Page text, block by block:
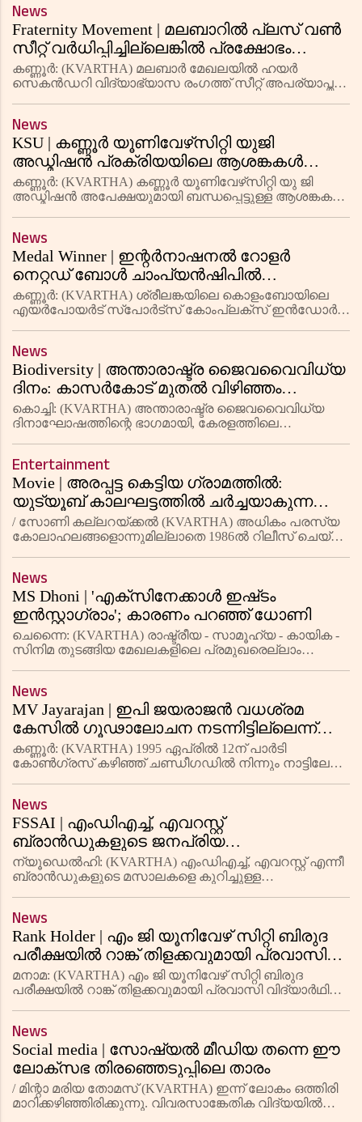
കാലാവസ്ഥ വകുപ്പ്. അടുത്തദിവസങ്ങള
News
Fraternity Movement | മലബാറില്‍ പ്ലസ് വണ്‍
സീറ്റ് വര്‍ധിപ്പിച്ചില്ലെങ്കില്‍ പ്രക്ഷോഭം
ആരംഭിക്കുമെന്ന് ഫ്രറ്റേണിറ്റി മൂവ്‌മെന്റ്
കണ്ണൂര്‍: (KVARTHA) മലബാര്‍ മേഖലയില്‍ ഹയര്‍
സെകന്‍ഡറി വിദ്യാഭ്യാസ രംഗത്ത് സീറ്റ് അപര്യാപ്തത
മൂവ്മെന്റ്
News
KSU | കണ്ണൂര്‍ യൂണിവേഴ്‌സിറ്റി യുജി
അഡ്മിഷന്‍ പ്രക്രിയയിലെ ആശങ്കകള്‍
അകറ്റണമെന്ന് കെ എസ് യു
കണ്ണൂര്‍: (KVARTHA) കണ്ണൂര്‍ യൂണിവേഴ്‌സിറ്റി യു ജി
അഡ്മിഷന്‍ അപേക്ഷയുമായി ബന്ധപ്പെട്ടുള്ള ആശങ്കകള്‍
തക
News
Medal Winner | ഇന്റര്‍നാഷനല്‍ റോളര്‍
നെറ്റഡ് ബോള്‍ ചാംപ്യന്‍ഷിപില്‍
രാജ്യത്തിനായി മെഡല്‍ നേടി കണ്ണൂരിലെ
താരം സാഹില്‍ അഷ്കർ
കണ്ണൂര്‍: (KVARTHA) ശ്രീലങ്കയിലെ കൊളംബോയിലെ
എയര്‍പോയര്‍ട് സ്പോര്‍ട്സ് കോംപ്ലക്സ് ഇന്‍ഡോര്‍
ഇന്‍ഡ്യയുടെ
News
Biodiversity | അന്താരാഷ്ട്ര ജൈവവൈവിധ്യ
ദിനം: കാസര്‍കോട് മുതല്‍ വിഴിഞ്ഞം
വരെയുള്ള 26 ഹാര്‍ബറുകളില്‍ മത്സ്യ-
ചെമ്മീന്‍-ഞണ്ട്-കക്കവര്‍ഗ ഇനങ്ങളുടെ
വിശദമായ അവലോകനം നടത്തി; ഒരു
ദിവസം എത്തിയത് 468 ഇനം മീനുകള്‍!
കൊച്ചി: (KVARTHA) അന്താരാഷ്ട്ര ജൈവവൈവിധ്യ
ദിനാഘോഷത്തിന്റെ ഭാഗമായി, കേരളത്തിലെ
സ്ഥാപനം (സിഎംഎഫ്ആര്‍ഐ). സിഎംഎഫ്ആര
Entertainment
Movie | അരപ്പട്ട കെട്ടിയ ഗ്രാമത്തിൽ:
യുട്യൂബ് കാലഘട്ടത്തിൽ ചർച്ചയാകുന്ന
പഴയൊരു ചിത്രം
/ സോണി കല്ലറയ്ക്കൽ (KVARTHA) അധികം പരസ്യ
കോലാഹലങ്ങളൊന്നുമില്ലാതെ 1986ൽ റിലീസ് ചെയ്ത
കോലാഹലങ്ങളൊന്നും ഇല്ലാത
News
MS Dhoni | 'എക്‌സിനേക്കാൾ ഇഷ്‌ടം
ഇൻസ്റ്റാഗ്രാം'; കാരണം പറഞ്ഞ് ധോണി
ചെന്നൈ: (KVARTHA) രാഷ്ട്രീയ - സാമൂഹ്യ - കായിക -
സിനിമ തുടങ്ങിയ മേഖലകളിലെ പ്രമുഖരെല്ലാം
ഇന്ത്യൻ ക്രിക്കറ്റ് ടീം ക്യാപ്
News
MV Jayarajan | ഇപി ജയരാജന്‍ വധശ്രമ
കേസില്‍ ഗൂഢാലോചന നടന്നിട്ടില്ലെന്ന്
കോടതി വിധിയില്‍ പറഞ്ഞിട്ടില്ലെന്ന് എംവി
ജയരാജന്‍
കണ്ണൂര്‍: (KVARTHA) 1995 ഏപ്രില്‍ 12ന് പാര്‍ടി
കോണ്‍ഗ്രസ് കഴിഞ്ഞ് ചണ്ഡീഗഡില്‍ നിന്നും നാട്ടിലേക്ക്
സുധാകരന്‍
News
FSSAI | എംഡിഎച്ച്, എവറസ്റ്റ്
ബ്രാൻഡുകളുടെ ജനപ്രിയ
കറിമസാലകളിൽ കാൻസറിന്
കാരണമാകുന്ന എഥിലീൻ ഓക്സൈഡിൻ്റെ
അംശങ്ങളൊന്നും കണ്ടെത്തിയിട്ടില്ലെന്ന്
ഭക്ഷ്യ സുരക്ഷാ വകുപ്പ്
ന്യൂഡെൽഹി: (KVARTHA) എംഡിഎച്ച്, എവറസ്റ്റ് എന്നീ
ബ്രാൻഡുകളുടെ മസാലകളെ കുറിച്ചുള്ള
സുപ്രധാന റിപ്പോർട്ട് പുറത്തിറക്കി. അംഗ
News
Rank Holder | എം ജി യൂനിവേഴ് സിറ്റി ബിരുദ
പരീക്ഷയില്‍ റാങ്ക് തിളക്കവുമായി പ്രവാസി
വിദ്യാര്‍ഥിനി
മനാമ: (KVARTHA) എം ജി യൂനിവേഴ് സിറ്റി ബിരുദ
പരീക്ഷയില്‍ റാങ്ക് തിളക്കവുമായി പ്രവാസി വിദ്യാര്‍ഥിനി.
സബിനിക്
News
Social media | സോഷ്യൽ മീഡിയ തന്നെ ഈ
ലോക്‌സഭ തിരഞ്ഞെടുപ്പിലെ താരം
/ മിന്റാ മരിയ തോമസ് (KVARTHA) ഇന്ന് ലോകം ഒത്തിരി
മാറിക്കഴിഞ്ഞിരിക്കുന്നു. വിവരസാങ്കേതിക വിദ്യയിൽ